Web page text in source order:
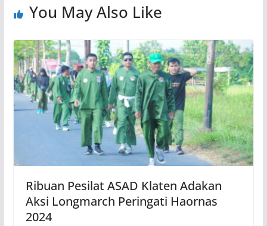
You May Also Like
Ribuan Pesilat ASAD Klaten Adakan
Aksi Longmarch Peringati Haornas
2024